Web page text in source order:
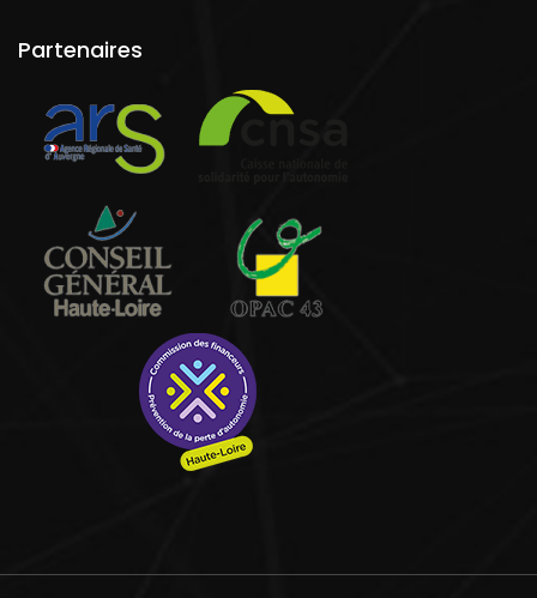
Partenaires